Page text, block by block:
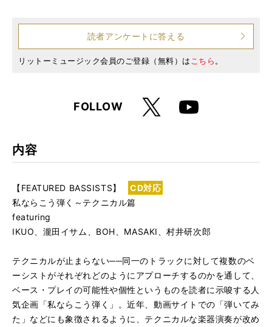
読者アンケートに答える
リットーミュージック会員のご登録（無料）はこちら。
FOLLOW Youtube
内容
【FEATURED BASSISTS】
CD対応
私ならこう弾く～テクニカル篇
featuring
IKUO、瀧田イサム、BOH、MASAKI、村井研次郎
テクニカルが止まらない──同一のトラックに対して複数のベ
ーシストがそれぞれどのようにアプローチするのかを通して、
ベース・プレイの可能性や個性というものを読者に示唆する人
気企画「私ならこう弾く」。近年、動画サイトでの「弾いてみ
た」などにも象徴されるように、テクニカルな楽器演奏が改め